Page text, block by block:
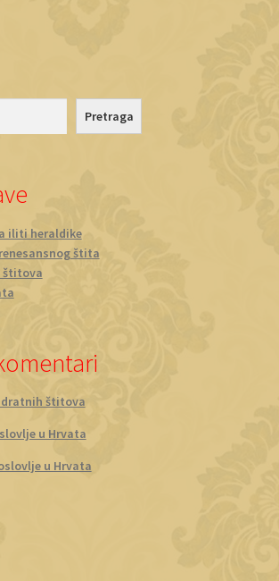
Pretraga
iliti heraldike
štita
štitova
štitova
u Hrvata
u Hrvata